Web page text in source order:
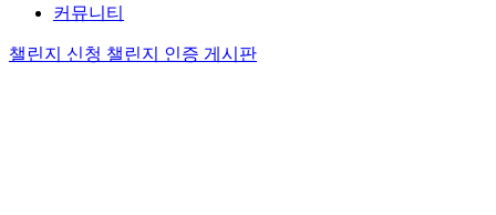
커뮤니티
챌린지 신청 챌린지 인증 게시판